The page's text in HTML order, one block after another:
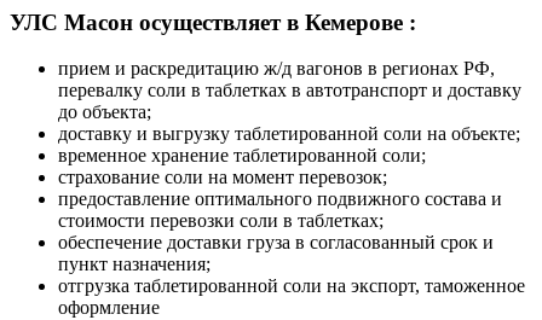
УЛС Масон осуществляет в Кемерове :
прием и раскредитацию ж/д вагонов в регионах РФ,
перевалку соли в таблетках в автотранспорт и доставку
до объекта;
доставку и выгрузку таблетированной соли на объекте;
временное хранение таблетированной соли;
страхование соли на момент перевозок;
предоставление оптимального подвижного состава и
стоимости перевозки соли в таблетках;
обеспечение доставки груза в согласованный срок и
пункт назначения;
отгрузка таблетированной соли на экспорт, таможенное
оформление